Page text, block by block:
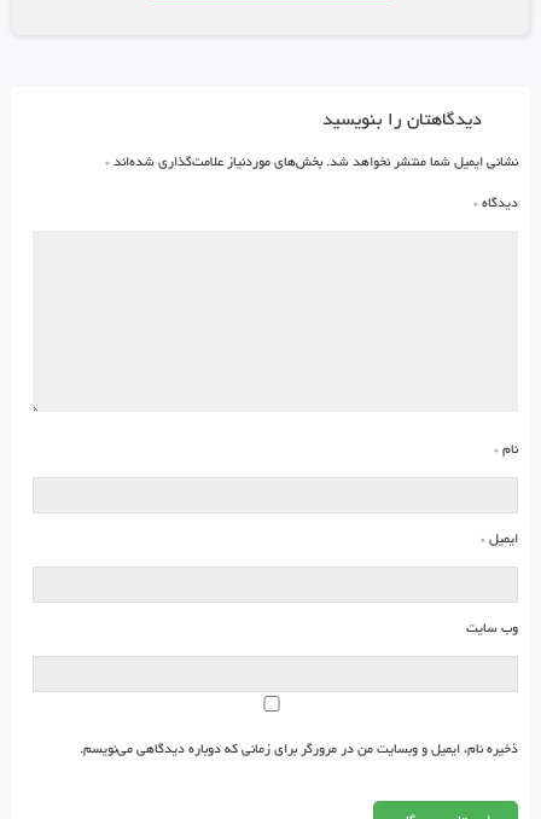
دیدگاهتان را بنویسید
نشانی ایمیل شما منتشر نخواهد شد. بخش‌های موردنیاز علامت‌گذاری شده‌اند *
دیدگاه *
نام *
ایمیل *
وب‌ سایت
ذخیره نام، ایمیل و وبسایت من در مرورگر برای زمانی که دوباره دیدگاهی می‌نویسم.